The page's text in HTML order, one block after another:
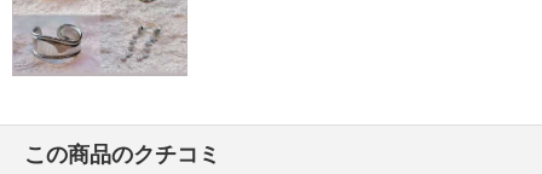
この商品のクチコミ